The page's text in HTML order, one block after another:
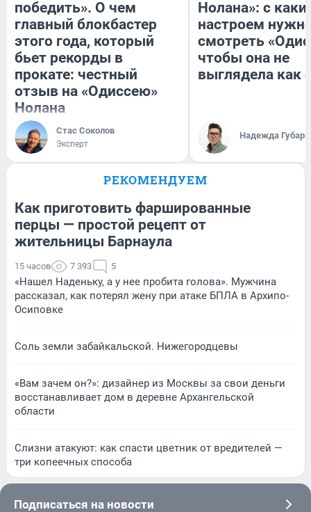
победить». О чем
главный блокбастер
этого года, который
бьет рекорды в
прокате: честный
отзыв на «Одиссею»
Нолана
Стас Соколов
Эксперт
Нолана»: с
настроем
смотреть
чтобы она не
выглядела как
Надежда Губарь
РЕКОМЕНДУЕМ
Как приготовить фаршированные
перцы — простой рецепт от
жительницы Барнаула
15 часов 7 393 5
«Нашел Наденьку, а у нее пробита голова». Мужчина
рассказал, как потерял жену при атаке БПЛА в Архипо-
Осиповке
Соль земли забайкальской. Нижегородцевы
«Вам зачем он?»: дизайнер из Москвы за свои деньги
восстанавливает дом в деревне Архангельской
области
Слизни атакуют: как спасти цветник от вредителей —
три копеечных способа
Подписаться на новости